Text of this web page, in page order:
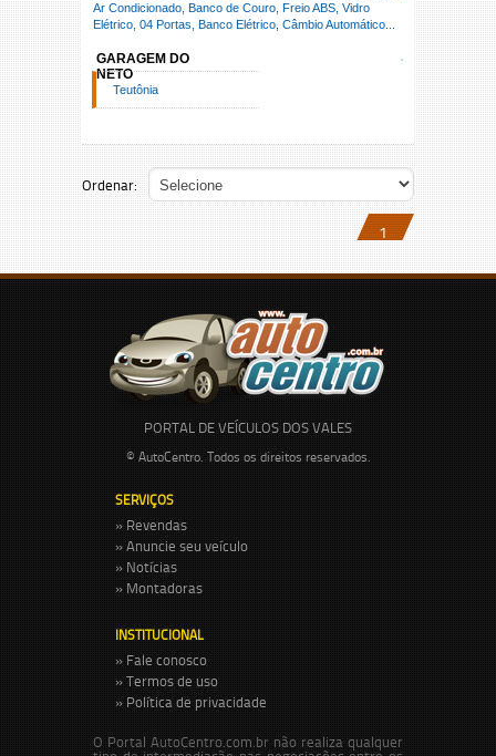
Ar Condicionado, Banco de Couro, Freio ABS, Vidro
Elétrico, 04 Portas, Banco Elétrico, Câmbio Automático...
GARAGEM DO
NETO
Teutônia
Ordenar:
1
PORTAL DE VEÍCULOS DOS VALES
© AutoCentro. Todos os direitos reservados.
SERVIÇOS
» Revendas
» Anuncie seu veículo
» Notícias
» Montadoras
INSTITUCIONAL
» Fale conosco
» Termos de uso
» Política de privacidade
O Portal AutoCentro.com.br não realiza qualquer